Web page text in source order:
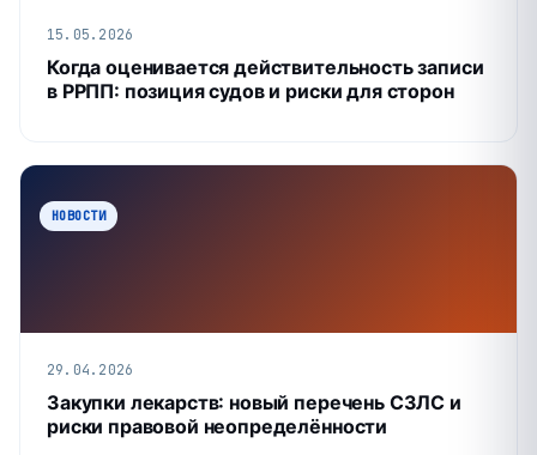
15.05.2026
Когда оценивается действительность записи
в РРПП: позиция судов и риски для сторон
НОВОСТИ
29.04.2026
Закупки лекарств: новый перечень СЗЛС и
риски правовой неопределённости